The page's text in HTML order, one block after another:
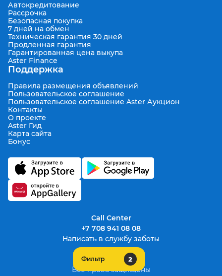
Фильтр 2
Автокредитование
Рассрочка
Безопасная покупка
7 дней на обмен
Техническая гарантия 30 дней
Продленная гарантия
Гарантированная цена выкупа
Aster Finance
Поддержка
Правила размещения объявлений
Пользовательское соглашение
Пользовательское соглашение Aster Аукцион
Контакты
О проекте
Aster Гид
Карта сайта
Бонус
Call Center
+7 708 941 08 08
Написать в службу заботы
support@aster.kz
Все права защищены